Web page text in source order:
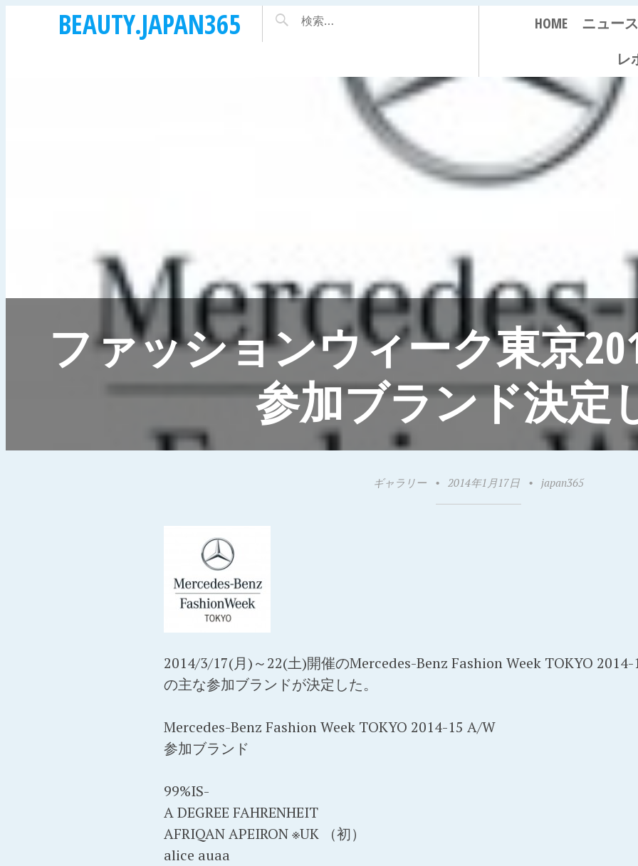
BEAUTY.JAPAN365 HOME ニュース
レ
ファッションウィーク東京
参加ブランド決定
ギャラリー • 2014年1月17日 • japan365
2014/3/17(月)～22(土)開催のMercedes-Benz Fashion Week TOKYO
の主な参加ブランドが決定した。
Mercedes-Benz Fashion Week TOKYO 2014-15 A/W
参加ブランド
99%IS-
A DEGREE FAHRENHEIT
AFRIQAN APEIRON ※UK （初）
alice auaa